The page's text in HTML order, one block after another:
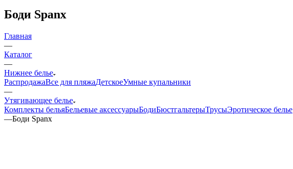
Боди Spanx
Главная
—
Каталог
—
Нижнее белье
РаспродажаВсе для пляжаДетскоеУмные купальники
—
Утягивающее белье
Комплекты бельяБельевые аксессуарыБодиБюстгальтерыТрусыЭротическое белье
—Боди Spanx